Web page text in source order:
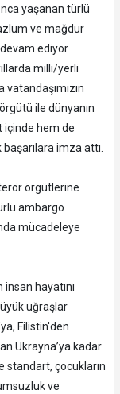
yaşanan türlü
ve mağdur
ediyor
milli/yerli
ile dünyanın
içinde hem de
başarılara imza attı.
örgütlerine
ambargo
mücadeleye
hayatını
uğraşlar
Filistin'den
Ukrayna’ya kadar
çocukların
ve